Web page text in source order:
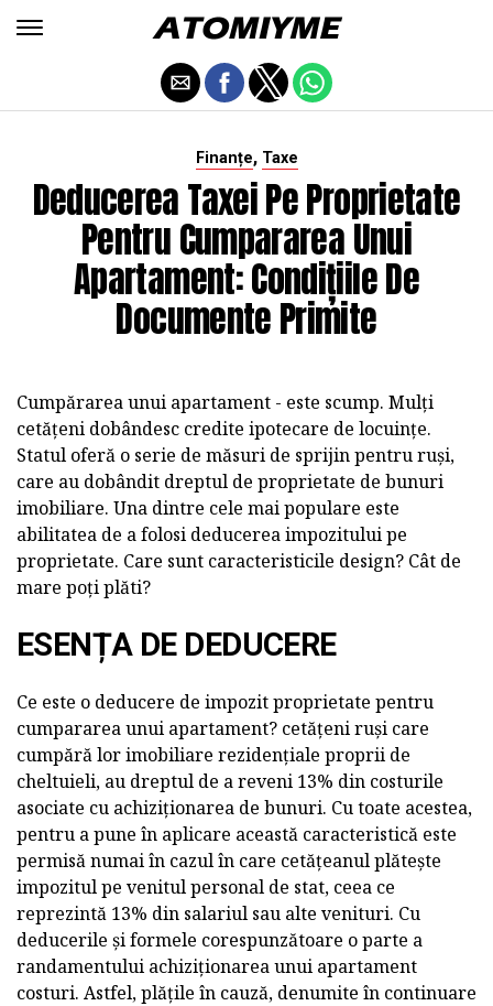
Finanțe, Taxe
Deducerea Taxei Pe Proprietate
Pentru Cumpararea Unui
Apartament: Condițiile De
Documente Primite
Cumpărarea unui apartament - este scump. Mulți
cetățeni dobândesc credite ipotecare de locuințe.
Statul oferă o serie de măsuri de sprijin pentru ruși,
care au dobândit dreptul de proprietate de bunuri
imobiliare. Una dintre cele mai populare este
abilitatea de a folosi deducerea impozitului pe
proprietate. Care sunt caracteristicile design? Cât de
mare poți plăti?
ESENȚA DE DEDUCERE
Ce este o deducere de impozit proprietate pentru
cumpararea unui apartament? cetățeni ruși care
cumpără lor imobiliare rezidențiale proprii de
cheltuieli, au dreptul de a reveni 13% din costurile
asociate cu achiziționarea de bunuri. Cu toate acestea,
pentru a pune în aplicare această caracteristică este
permisă numai în cazul în care cetățeanul plătește
impozitul pe venitul personal de stat, ceea ce
reprezintă 13% din salariul sau alte venituri. Cu
deducerile și formele corespunzătoare o parte a
randamentului achiziționarea unui apartament
costuri. Astfel, plățile în cauză, denumite în continuare